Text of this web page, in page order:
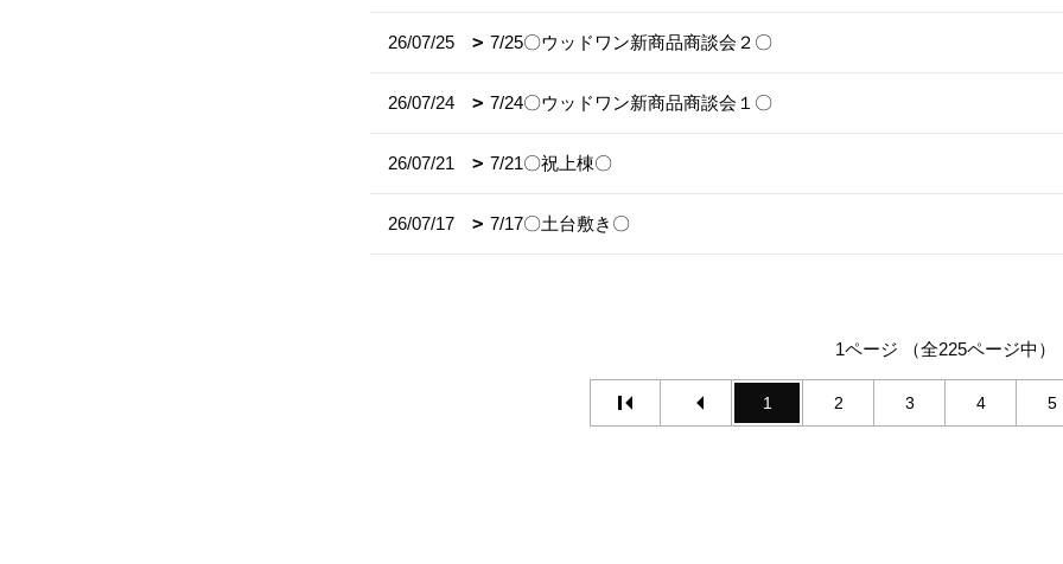
26/07/25 7/25〇ウッドワン新商品商談会２〇
26/07/24 7/24〇ウッドワン新商品商談会１〇
26/07/21 7/21〇祝上棟〇
26/07/17 7/17〇土台敷き〇
1ページ （全225ページ中）
1 2 3 4 5